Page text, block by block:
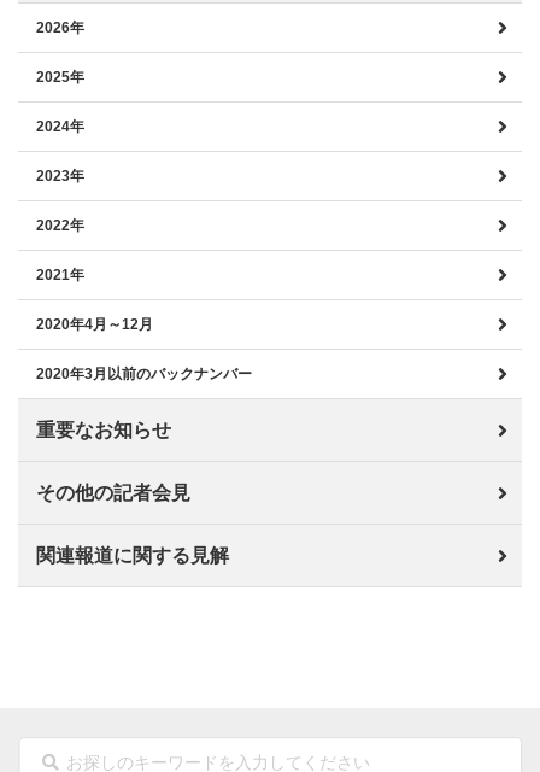
2026年
2025年
2024年
2023年
2022年
2021年
2020年4月～12月
2020年3月以前のバックナンバー
重要なお知らせ
その他の記者会見
関連報道に関する見解